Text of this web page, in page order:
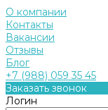
О компании
Контакты
Вакансии
Отзывы
Блог
+7 (988) 059 35 45
Заказать звонок
Логин